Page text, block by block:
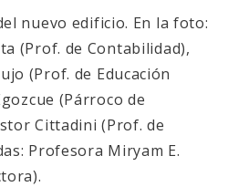
nuevo edificio. En la foto:
(Prof. de Contabilidad),
(Prof. de Educación
(Párroco de
Cittadini (Prof. de
Profesora Miryam E.